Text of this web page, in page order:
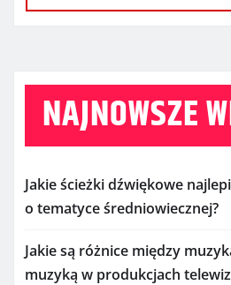
NAJNOWSZE
Jakie ścieżki dźwiękowe
o tematyce średniowiecznej?
Jakie są różnice między
muzyką w produkcjach